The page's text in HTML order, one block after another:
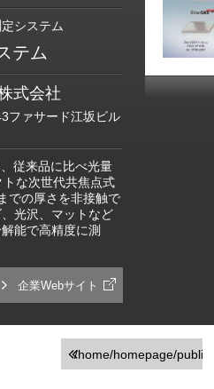
システム
テム
式会社
ファサード江坂ビル
従来品に比べ光量
な次世代共焦点式
での厚さを非接触で
光沢、マットなど
能で高精度に測
企業Webサイト
/home/homepage/